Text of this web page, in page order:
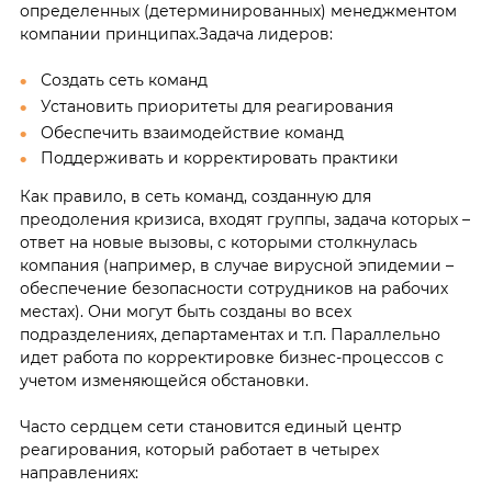
определенных (детерминированных) менеджментом
компании принципах.Задача лидеров:
Создать сеть команд
Установить приоритеты для реагирования
Обеспечить взаимодействие команд
Поддерживать и корректировать практики
Как правило, в сеть команд, созданную для
преодоления кризиса, входят группы, задача которых –
ответ на новые вызовы, с которыми столкнулась
компания (например, в случае вирусной эпидемии –
обеспечение безопасности сотрудников на рабочих
местах). Они могут быть созданы во всех
подразделениях, департаментах и т.п. Параллельно
идет работа по корректировке бизнес-процессов с
учетом изменяющейся обстановки.
Часто сердцем сети становится единый центр
реагирования, который работает в четырех
направлениях: